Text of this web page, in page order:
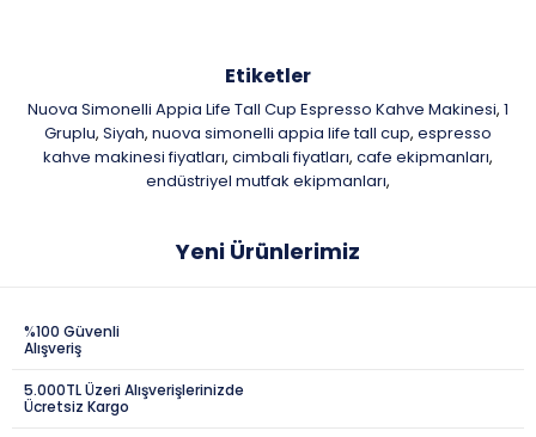
Etiketler
Nuova Simonelli Appia Life Tall Cup Espresso Kahve Makinesi, 1
Gruplu, Siyah, nuova simonelli appia life tall cup, espresso
kahve makinesi fiyatları, cimbali fiyatları, cafe ekipmanları,
endüstriyel mutfak ekipmanları,
Yeni Ürünlerimiz
%100 Güvenli
Alışveriş
5.000TL Üzeri Alışverişlerinizde
Ücretsiz Kargo